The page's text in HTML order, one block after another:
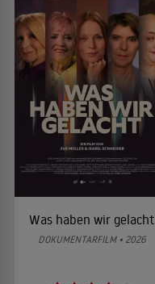
Was haben wir gelacht
DOKUMENTARFILM • 2026